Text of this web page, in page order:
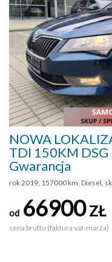
NOWA
TDI 150KM DSG
Gwarancja
rok 2019, 157000 km, Diesel,
od 66900ZŁ
cena brutto (faktura vat-marża)